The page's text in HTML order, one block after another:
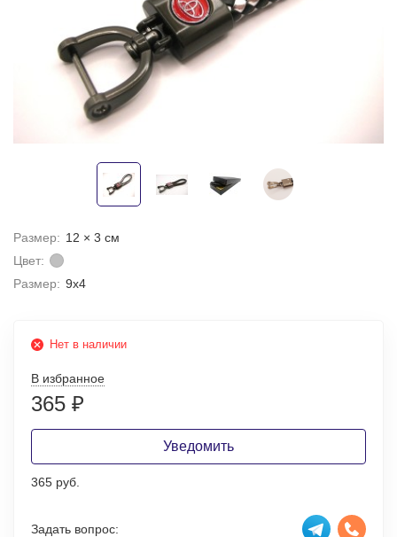
Размер: 12 × 3 см
Цвет:
Размер: 9х4
Нет в наличии
В избранное
365 ₽
Уведомить
365 руб.
Задать вопрос: